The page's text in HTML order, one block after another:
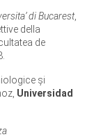
di Bucarest,
della
de
și
Universidad